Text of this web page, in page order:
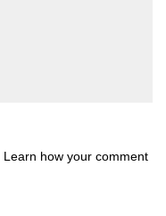
Learn how your comment